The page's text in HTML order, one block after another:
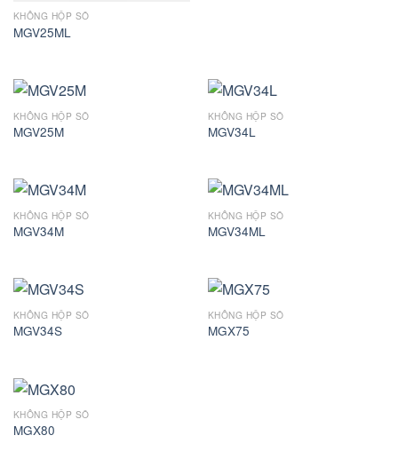
KHÔNG HỘP SỐ
MGV25ML
KHÔNG HỘP SỐ
MGV25M
KHÔNG HỘP SỐ
MGV34L
KHÔNG HỘP SỐ
MGV34M
KHÔNG HỘP SỐ
MGV34ML
KHÔNG HỘP SỐ
MGV34S
KHÔNG HỘP SỐ
MGX75
KHÔNG HỘP SỐ
MGX80